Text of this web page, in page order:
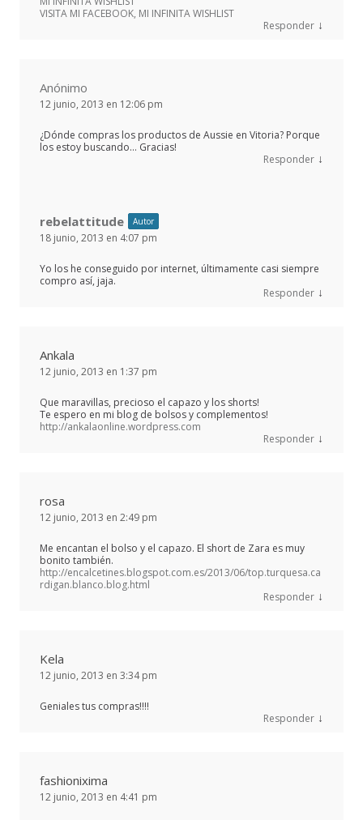
VISITA MI FACEBOOK, MI INFINITA WISHLIST
Responder ↓
Anónimo
12 junio, 2013 en 12:06 pm
¿Dónde compras los productos de Aussie en Vitoria? Porque
los estoy buscando… Gracias!
Responder ↓
rebelattitude Autor
18 junio, 2013 en 4:07 pm
Yo los he conseguido por internet, últimamente casi siempre
compro así, jaja.
Responder ↓
Ankala
12 junio, 2013 en 1:37 pm
Que maravillas, precioso el capazo y los shorts!
Te espero en mi blog de bolsos y complementos!
http://ankalaonline.wordpress.com
Responder ↓
rosa
12 junio, 2013 en 2:49 pm
Me encantan el bolso y el capazo. El short de Zara es muy
bonito también.
http://encalcetines.blogspot.com.es/2013/06/top.turquesa.ca
rdigan.blanco.blog.html
Responder ↓
Kela
12 junio, 2013 en 3:34 pm
Geniales tus compras!!!!
Responder ↓
fashionixima
12 junio, 2013 en 4:41 pm